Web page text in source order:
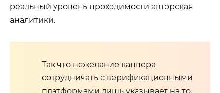
реальный уровень проходимости авторская
аналитики.
Так что нежелание каппера
сотрудничать с верификационными
платформами лишь указывает на то,